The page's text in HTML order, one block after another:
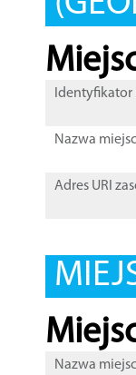
Nazwa
Adres URI
Nazwa